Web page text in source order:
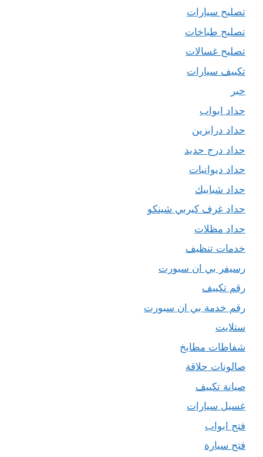
تصليح سيارات
تصليح طباخات
تصليح غسالات
تكييف سيارات
حبر
حداد ابواب
حداد درابزين
حداد درج حديد
حداد ديوانيات
حداد شبابيك
حداد غرف كيربي شينكو
حداد مظلات
خدمات تنظيف
رسيفر بي ان سبورت
رقم تكييف
رقم خدمة بي ان سبورت
ستلايت
شفاطات مطابخ
صالونات حلاقة
صيانة تكييف
غسيل سيارات
فتح ابواب
فتح سيارة